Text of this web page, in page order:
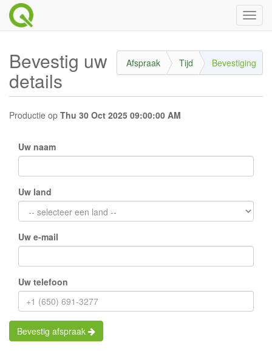
Afspraak Tijd Bevestiging
Bevestig uw
details
Productie op Thu 30 Oct 2025 09:00:00 AM
Uw naam
Uw land
Uw e-mail
Uw telefoon
Bevestig afspraak